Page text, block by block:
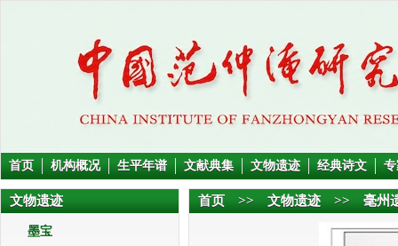
首页 机构概况 生平年谱 文献典集 文物遗迹 经典诗文
文物遗迹
墨宝
首页 >> 文物遗迹 >> 毫州